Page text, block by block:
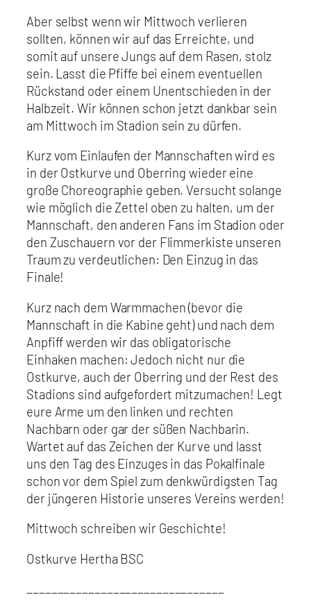
Aber selbst wenn wir Mittwoch verlieren
sollten, können wir auf das Erreichte, und
somit auf unsere Jungs auf dem Rasen, stolz
sein. Lasst die Pfiffe bei einem eventuellen
Rückstand oder einem Unentschieden in der
Halbzeit. Wir können schon jetzt dankbar sein
am Mittwoch im Stadion sein zu dürfen.
Kurz vom Einlaufen der Mannschaften wird es
in der Ostkurve und Oberring wieder eine
große Choreographie geben. Versucht solange
wie möglich die Zettel oben zu halten, um der
Mannschaft, den anderen Fans im Stadion oder
den Zuschauern vor der Flimmerkiste unseren
Traum zu verdeutlichen: Den Einzug in das
Finale!
Kurz nach dem Warmmachen (bevor die
Mannschaft in die Kabine geht) und nach dem
Anpfiff werden wir das obligatorische
Einhaken machen: Jedoch nicht nur die
Ostkurve, auch der Oberring und der Rest des
Stadions sind aufgefordert mitzumachen! Legt
eure Arme um den linken und rechten
Nachbarn oder gar der süßen Nachbarin.
Wartet auf das Zeichen der Kurve und lasst
uns den Tag des Einzuges in das Pokalfinale
schon vor dem Spiel zum denkwürdigsten Tag
der jüngeren Historie unseres Vereins werden!
Mittwoch schreiben wir Geschichte!
Ostkurve Hertha BSC